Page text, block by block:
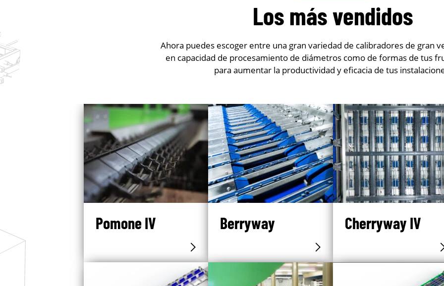
Los más vendidos
Ahora puedes escoger entre una gran variedad de calibradores de gran
en capacidad de procesamiento de diámetros como de formas de tus
para aumentar la productividad y eficacia de tus
Pomone IV Berryway Cherryway IV